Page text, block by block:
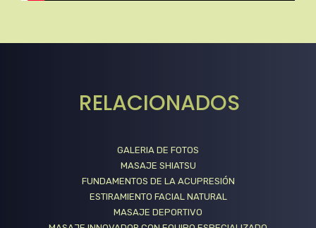
RELACIONADOS
GALERIA DE FOTOS
MASAJE SHIATSU
FUNDAMENTOS DE LA ACUPRESIÓN
ESTIRAMIENTO FACIAL NATURAL
MASAJE DEPORTIVO